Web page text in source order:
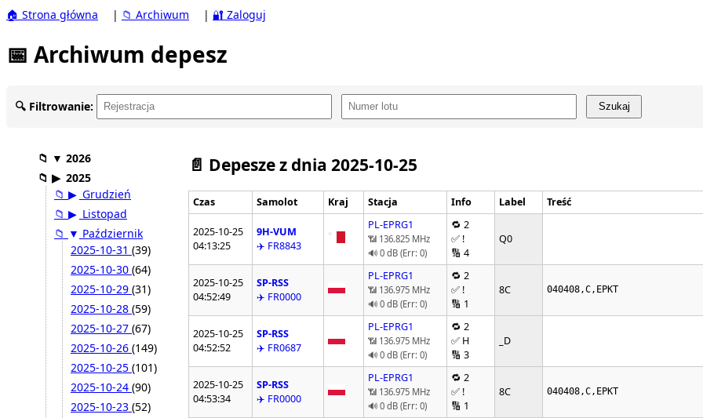
🏠 Strona główna | 📁 Archiwum | 🔐 Zaloguj
📅 Archiwum depesz
🔍 Filtrowanie: Szukaj
📁 ▼ 2026
📁 ▶ 2025
📁 ▶ Grudzień
📁 ▶ Listopad
📁 ▼ Październik
2025-10-31 (39)
2025-10-30 (64)
2025-10-29 (31)
2025-10-28 (59)
2025-10-27 (67)
2025-10-26 (149)
2025-10-25 (101)
2025-10-24 (90)
2025-10-23 (52)
📄 Depesze z dnia 2025-10-25
Czas Samolot Kraj Stacja Info Label Treść
2025-10-25
04:13:25
9H-VUM
✈️ FR8843
PL-EPRG1
📶 136.825 MHz
🔊 0 dB (Err: 0)
🔁 2
✅ !
🔢 4
Q0
2025-10-25
04:52:49
SP-RSS
✈️ FR0000
PL-EPRG1
📶 136.975 MHz
🔊 0 dB (Err: 0)
🔁 2
✅ !
🔢 1
8C 040408,C,EPKT
2025-10-25
04:52:52
SP-RSS
✈️ FR0687
PL-EPRG1
📶 136.975 MHz
🔊 0 dB (Err: 0)
🔁 2
✅ H
🔢 3
_D
2025-10-25
04:53:34
SP-RSS
✈️ FR0000
PL-EPRG1
📶 136.975 MHz
🔊 0 dB (Err: 0)
🔁 2
✅ !
🔢 1
8C 040408,C,EPKT